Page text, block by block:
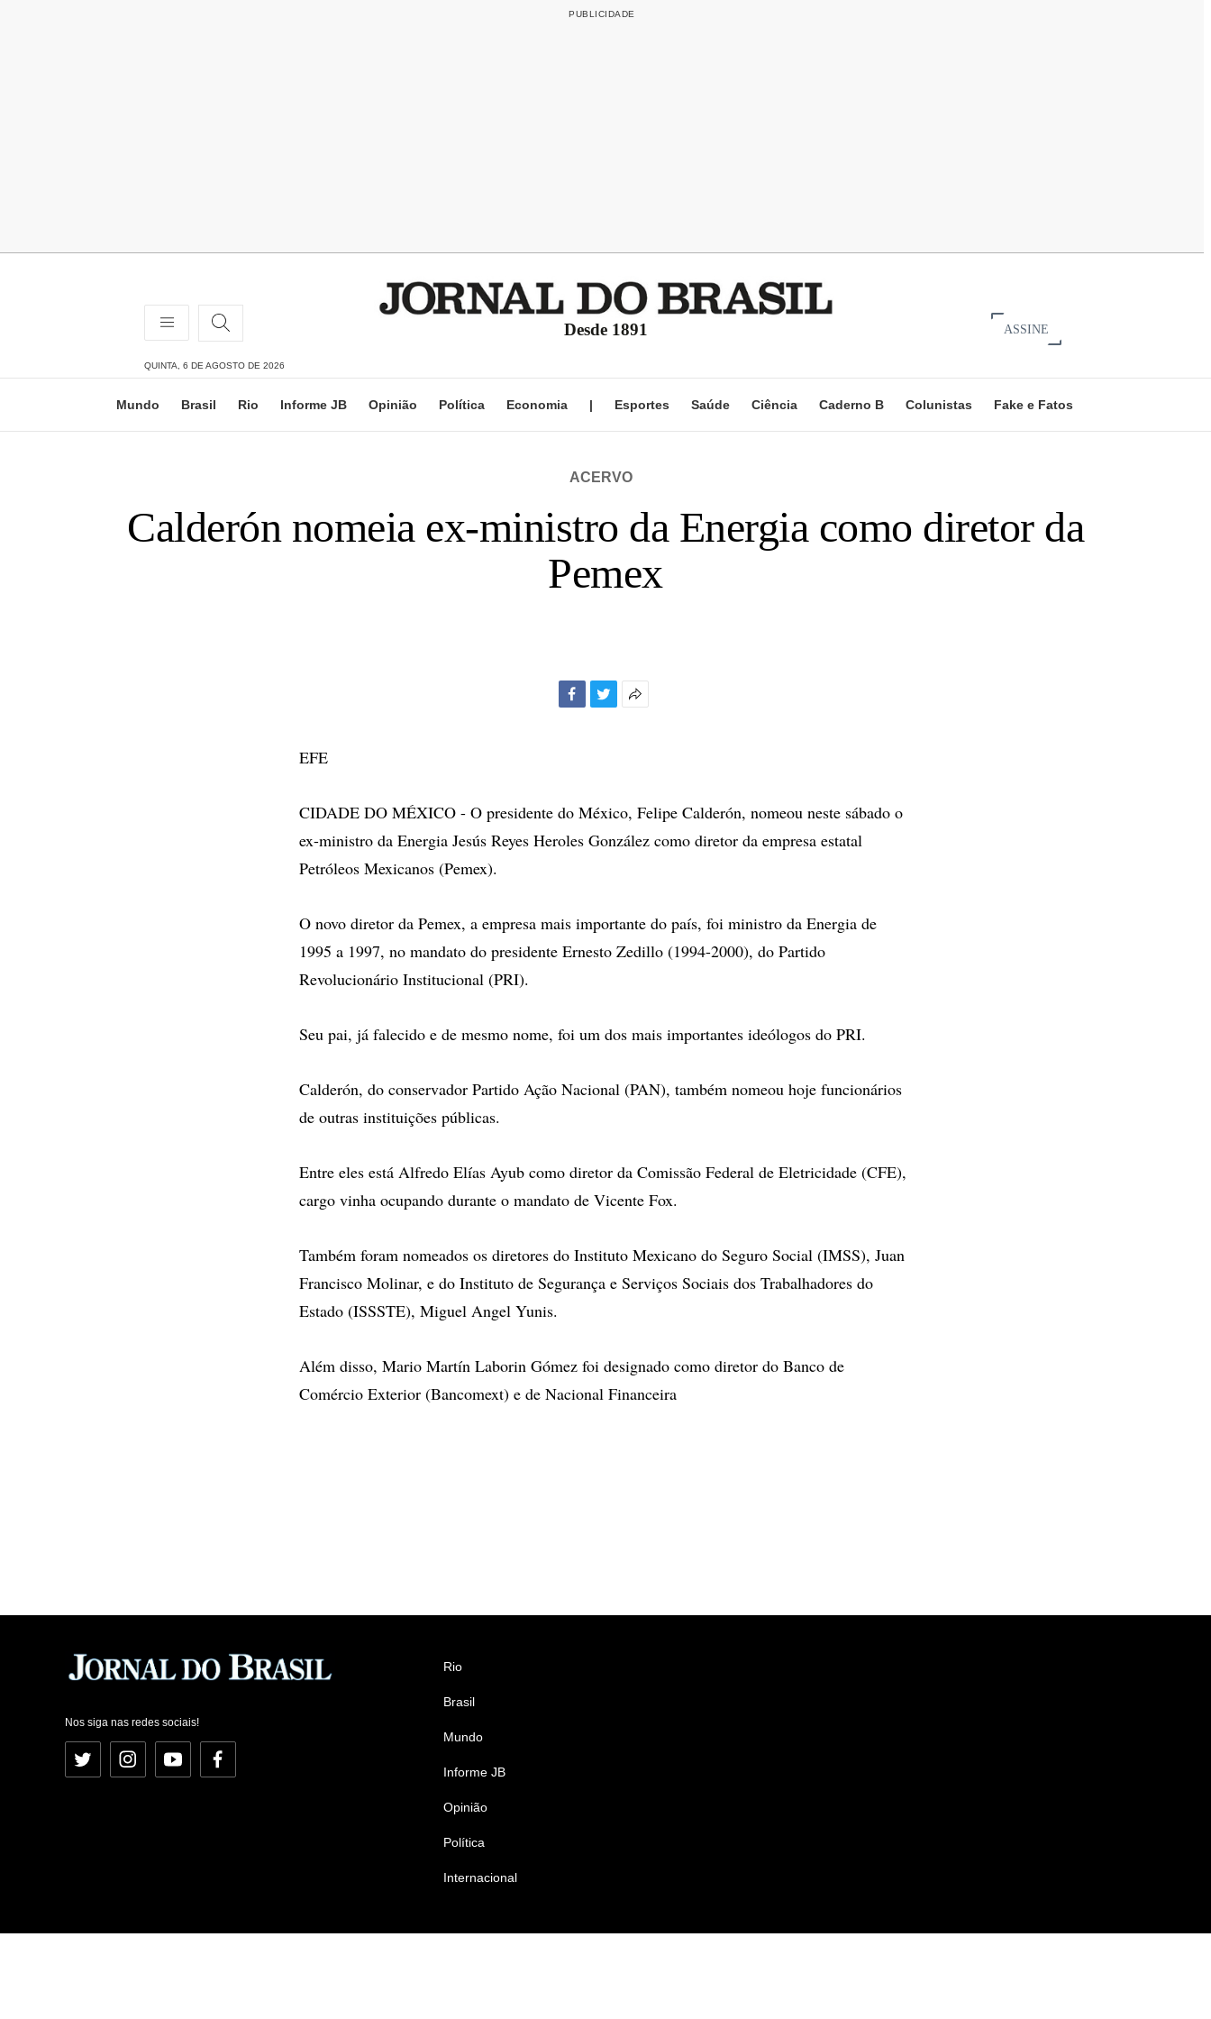
Desde 1891 ASSINE
QUINTA, 6 DE AGOSTO DE 2026
Mundo Brasil Rio Informe JB Opinião Política Economia | Esportes Saúde Ciência Caderno B Colunistas Fake e Fatos
ACERVO
Calderón nomeia ex-ministro da Energia como diretor da
Pemex
EFE
CIDADE DO MÉXICO - O presidente do México, Felipe Calderón, nomeou neste sábado o
ex-ministro da Energia Jesús Reyes Heroles González como diretor da empresa estatal
Petróleos Mexicanos (Pemex).
O novo diretor da Pemex, a empresa mais importante do país, foi ministro da Energia de
1995 a 1997, no mandato do presidente Ernesto Zedillo (1994-2000), do Partido
Revolucionário Institucional (PRI).
Seu pai, já falecido e de mesmo nome, foi um dos mais importantes ideólogos do PRI.
Calderón, do conservador Partido Ação Nacional (PAN), também nomeou hoje funcionários
de outras instituições públicas.
Entre eles está Alfredo Elías Ayub como diretor da Comissão Federal de Eletricidade (CFE),
cargo vinha ocupando durante o mandato de Vicente Fox.
Também foram nomeados os diretores do Instituto Mexicano do Seguro Social (IMSS), Juan
Francisco Molinar, e do Instituto de Segurança e Serviços Sociais dos Trabalhadores do
Estado (ISSSTE), Miguel Angel Yunis.
Além disso, Mario Martín Laborin Gómez foi designado como diretor do Banco de
Comércio Exterior (Bancomext) e de Nacional Financeira
Nos siga nas redes sociais!
Twitter InstagramYouTubeFacebook
Rio
Brasil
Mundo
Informe JB
Opinião
Política
Internacional